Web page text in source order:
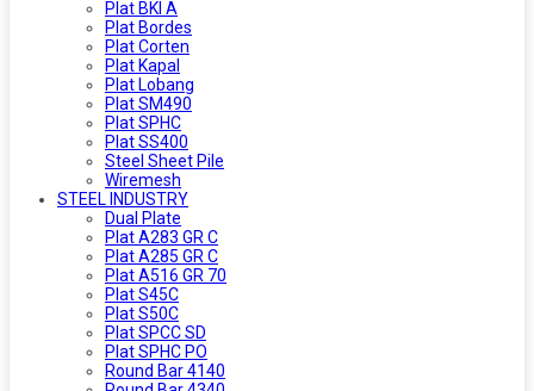
Plat BKI A
Plat Bordes
Plat Corten
Plat Kapal
Plat Lobang
Plat SM490
Plat SPHC
Plat SS400
Steel Sheet Pile
Wiremesh
STEEL INDUSTRY
Dual Plate
Plat A283 GR C
Plat A285 GR C
Plat A516 GR 70
Plat S45C
Plat S50C
Plat SPCC SD
Plat SPHC PO
Round Bar 4140